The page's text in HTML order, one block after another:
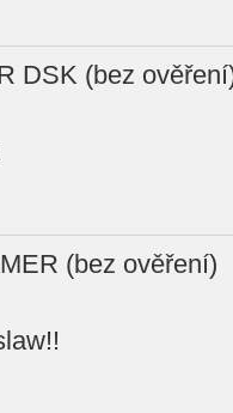
DSK (bez
(bez ověření)